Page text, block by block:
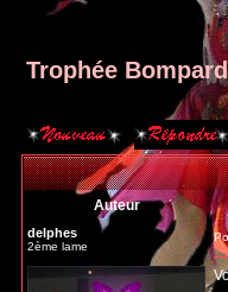
Trophée
Auteur
delphes
2ème lame